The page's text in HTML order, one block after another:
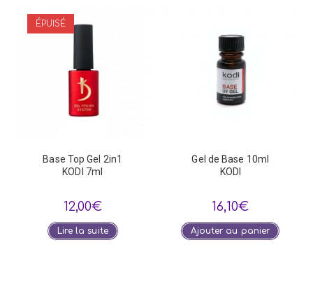
ÉPUISÉ
Base Top Gel 2in1
KODI 7ml
12,00€
Lire la suite
Gel de Base 10ml
KODI
16,10€
Ajouter au panier